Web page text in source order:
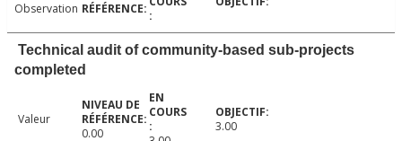
Observation
Technical audit of community-based sub-projects
completed
Valeur
0.00
3.00